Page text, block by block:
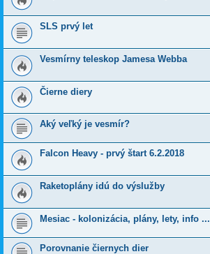
SLS prvý let
Vesmírny teleskop Jamesa Webba
Čierne diery
Aký veľký je vesmír?
Falcon Heavy - prvý štart 6.2.2018
Raketoplány idú do výslužby
Mesiac - kolonizácia, plány, lety, info ...
Porovnanie čiernych dier